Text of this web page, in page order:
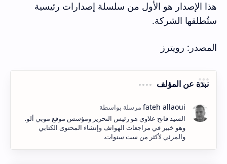
هذا الإصدار هو الأول من سلسلة إصدارات رئيسية
ستُطلقها الشركة.
المصدر: رويترز
نبذة عن المؤلف
السيد فاتح علاوي هو رئيس التحرير ومؤسس موقع موبي ألو.
وهو خبير في مراجعات الهواتف وإنشاء المحتوى الكتابي
والمرئي لأكثر من ست سنوات.